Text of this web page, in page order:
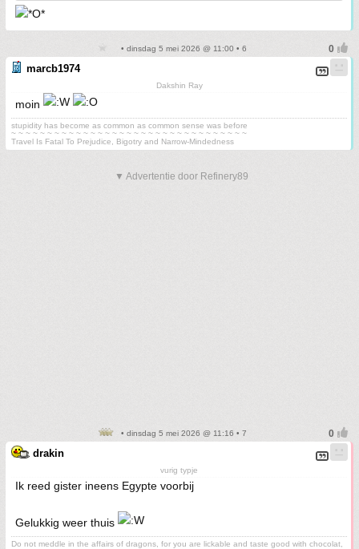
• dinsdag 5 mei 2026 @ 11:00 • 6
marcb1974
Dakshin Ray
moin
stupidity has become as common as common sense was before
~ ~ ~ ~ ~ ~ ~ ~ ~ ~ ~ ~ ~ ~ ~ ~ ~ ~ ~ ~ ~ ~ ~ ~ ~ ~ ~ ~ ~ ~ ~ ~ ~
Travel Is Fatal To Prejudice, Bigotry and Narrow-Mindedness
▼ Advertentie door Refinery89
• dinsdag 5 mei 2026 @ 11:16 • 7
drakin
vurig typje
Ik reed gister ineens Egypte voorbij
Gelukkig weer thuis
Do not meddle in the affairs of dragons, for you are lickable and taste good with chocolat,